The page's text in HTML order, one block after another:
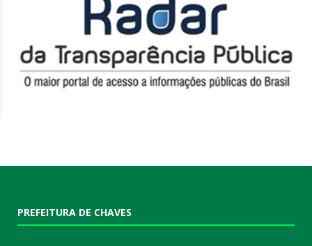
PREFEITURA DE CHAVES